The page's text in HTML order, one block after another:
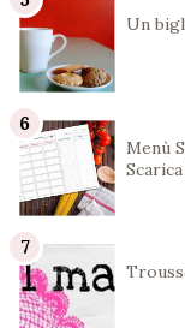
Un
Menù